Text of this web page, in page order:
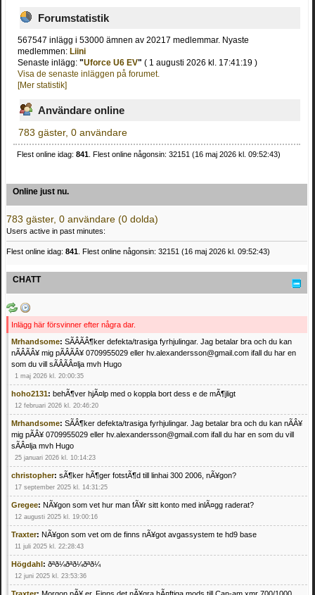
Forumstatistik
567547 inlägg i 53000 ämnen av 20217 medlemmar. Nyaste
medlemmen:Liini
Senaste inlägg:"Uforce U6 EV" ( 1 augusti 2026 kl. 17:41:19 )
Visa de senaste inläggen på forumet.
[Mer statistik]
Användare online
783 gäster, 0 användare
Flest online idag:841 . Flest online någonsin: 32151 (16 maj 2026 kl. 09:52:43)
Online just nu.
783 gäster, 0 användare (0 dolda)
Users active in past minutes:
Flest online idag: 841 . Flest online någonsin: 32151 (16 maj 2026 kl. 09:52:43)
CHATT
Inlägg här försvinner efter några dar.
Mrhandsome: SÃÂÃÂ¶ker defekta/trasiga fyrhjulingar. Jag betalar bra och du kan
nÃÂÃÂ¥ mig pÃÂÃÂ¥ 0709955029 eller hv.alexandersson@gmail.com ifall du har en
som du vill sÃÂÃÂ¤lja mvh Hugo
1 maj 2026 kl. 20:00:35
hoho2131: behÃ¶ver hjÃ¤lp med o koppla bort dess e de mÃ¶jligt
12 februari 2026 kl. 20:46:20
Mrhandsome: SÃÂ¶ker defekta/trasiga fyrhjulingar. Jag betalar bra och du kan nÃÂ¥
mig pÃÂ¥ 0709955029 eller hv.alexandersson@gmail.com ifall du har en som du vill
sÃÂ¤lja mvh Hugo
25 januari 2026 kl. 10:14:23
christopher: sÃ¶ker hÃ¶ger fotstÃ¶d till linhai 300 2006, nÃ¥gon?
17 september 2025 kl. 14:31:25
Gregee: NÃ¥gon som vet hur man fÃ¥r sitt konto med inlÃ¤gg raderat?
12 augusti 2025 kl. 19:00:16
Traxter: NÃ¥gon som vet om de finns nÃ¥got avgassystem te hd9 base
11 juli 2025 kl. 22:28:43
Högdahl: ðªð¼ðªð¼ðªð¼
12 juni 2025 kl. 23:53:36